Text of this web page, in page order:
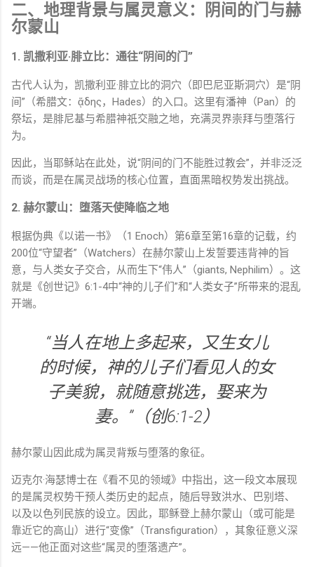
二、地理背景与属灵意义：阴间的门与赫
尔蒙山
1. 凯撒利亚·腓立比：通往“阴间的门”
古代人认为，凯撒利亚·腓立比的洞穴（即巴尼亚斯洞穴）是“阴
间”（希腊文：ᾅδης，Hades）的入口。这里有潘神（Pan）的
祭坛，是腓尼基与希腊神祇交融之地，充满灵界崇拜与堕落行
为。
因此，当耶稣站在此处，说“阴间的门不能胜过教会”，并非泛泛
而谈，而是在属灵战场的核心位置，直面黑暗权势发出挑战。
2. 赫尔蒙山：堕落天使降临之地
根据伪典《以诺一书》（1 Enoch）第6章至第16章的记载，约
200位“守望者”（Watchers）在赫尔蒙山上发誓要违背神的旨
意，与人类女子交合，从而生下“伟人”（giants, Nephilim）。这
就是《创世记》6:1-4中“神的儿子们”和“人类女子”所带来的混乱
开端。
“当人在地上多起来，又生女儿
的时候，神的儿子们看见人的女
子美貌，就随意挑选，娶来为
妻。”（创6:1-2）
赫尔蒙山因此成为属灵背叛与堕落的象征。
迈克尔·海瑟博士在《看不见的领域》中指出，这一段文本展现
的是属灵权势干预人类历史的起点，随后导致洪水、巴别塔、
以及以色列民族的设立。因此，耶稣登上赫尔蒙山（或可能是
靠近它的高山）进行“变像”（Transfiguration），其象征意义深
远——他正面对这些“属灵的堕落遗产”。